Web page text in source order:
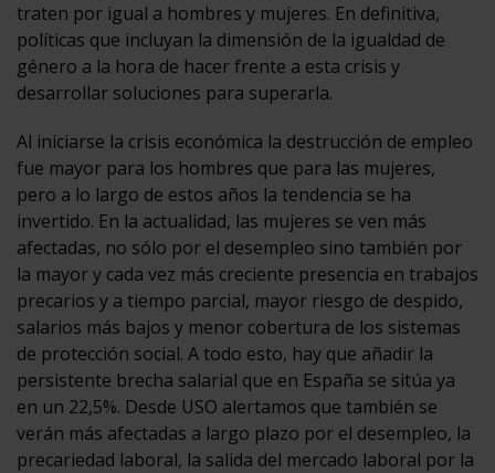
traten por igual a hombres y mujeres. En definitiva,
políticas que incluyan la dimensión de la igualdad de
género a la hora de hacer frente a esta crisis y
desarrollar soluciones para superarla.
Al iniciarse la crisis económica la destrucción de empleo
fue mayor para los hombres que para las mujeres,
pero a lo largo de estos años la tendencia se ha
invertido. En la actualidad, las mujeres se ven más
afectadas, no sólo por el desempleo sino también por
la mayor y cada vez más creciente presencia en trabajos
precarios y a tiempo parcial, mayor riesgo de despido,
salarios más bajos y menor cobertura de los sistemas
de protección social. A todo esto, hay que añadir la
persistente brecha salarial que en España se sitúa ya
en un 22,5%. Desde USO alertamos que también se
verán más afectadas a largo plazo por el desempleo, la
precariedad laboral, la salida del mercado laboral por la